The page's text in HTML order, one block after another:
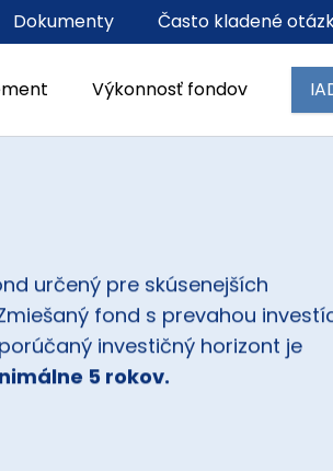
Výkonnosť fondov
Dokumenty Často kladené
určený pre skúsenejších
fond s prevahou
investičný horizont je
5 rokov.